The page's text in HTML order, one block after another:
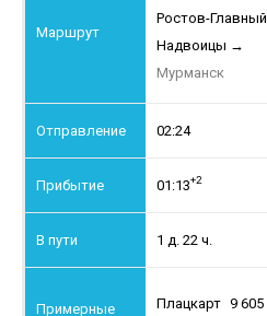
Ростов-Главный
Надвоицы →
Мурманск
02:24
01:13+2
1 д. 22 ч.
Плацкарт 9 605